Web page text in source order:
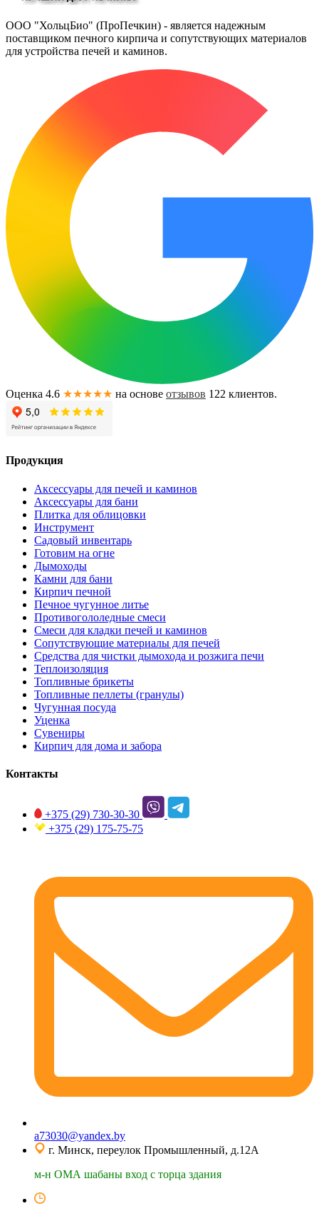
ООО "ХольцБио" (ПроПечкин) - является надежным
поставщиком печного кирпича и сопутствующих материалов
для устройства печей и каминов.
Оценка 4.6 ★★★★★ на основе отзывов 122 клиентов.
Продукция
Аксессуары для печей и каминов
Аксессуары для бани
Плитка для облицовки
Инструмент
Садовый инвентарь
Готовим на огне
Дымоходы
Камни для бани
Кирпич печной
Печное чугунное литье
Противогололедные смеси
Смеси для кладки печей и каминов
Сопутствующие материалы для печей
Средства для чистки дымохода и розжига печи
Теплоизоляция
Топливные брикеты
Топливные пеллеты (гранулы)
Чугунная посуда
Уценка
Сувениры
Кирпич для дома и забора
Контакты
+375 (29) 730-30-30
+375 (29) 175-75-75
a73030@yandex.by
г. Минск, переулок Промышленный, д.12А
м-н ОМА шабаны вход с торца здания